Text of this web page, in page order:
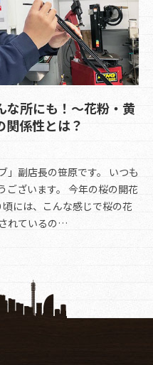
な所にも！～花粉・黄
係性とは？
」副店長の笹原です。 いつも
ございます。 今年の桜の開花
には、こんな感じで桜の花
れているの…